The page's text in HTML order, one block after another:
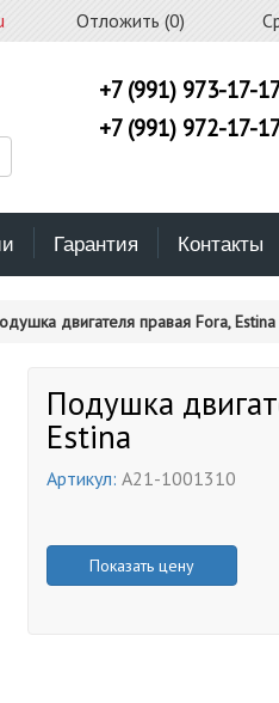
Отложить (0)
+7 (991) 973-17-
+7 (991) 972-17-
Гарантия Контакты
двигателя правая Fora, Estina
Подушка
Estina
Артикул: A21-1001310
Показать цену